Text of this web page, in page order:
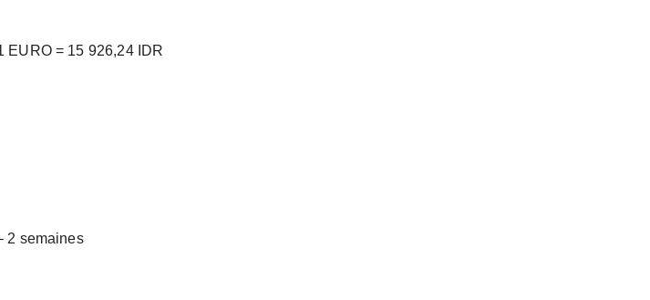
= 15 926,24 IDR
2 semaines